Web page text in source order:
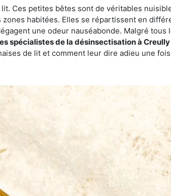
Ces petites bêtes sont de véritables
habitées. Elles se répartissent en
une odeur nauséabonde. Malgré tous
spécialistes de la désinsectisation à Creully
de lit et comment leur dire adieu une